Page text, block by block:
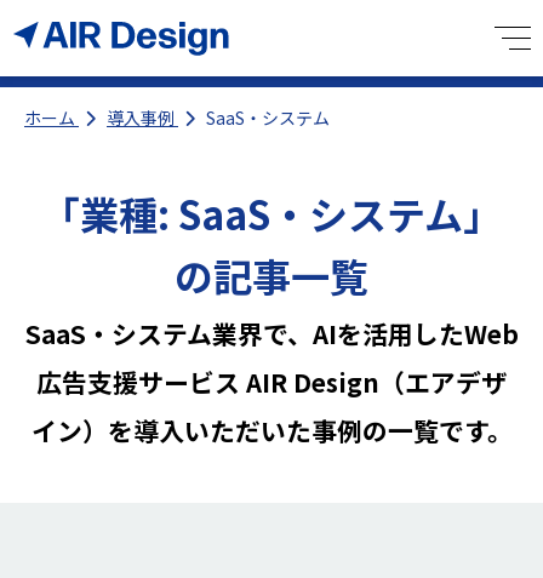
ホーム 導入事例 SaaS・システム
「業種: SaaS・システム 」
の記事一覧
SaaS・システム業界で、AIを活用したWeb
広告支援サービス AIR Design（エアデザ
イン）を導入いただいた事例の一覧です。